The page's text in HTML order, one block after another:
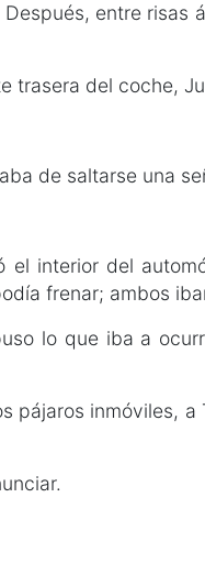
entre risas
trasera del coche,
de saltarse una
interior del
frenar; ambos
lo que iba a
pájaros inmóviles,